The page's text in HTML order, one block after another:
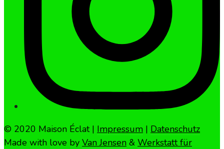
© 2020 Maison Éclat | Impressum | Datenschutz
Made with love by Van Jensen & Werkstatt für